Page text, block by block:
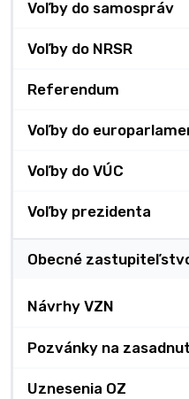
Voľby do samospráv
Voľby do NRSR
Referendum
Voľby do
Voľby do VÚC
Voľby prezidenta
Obecné
Návrhy VZN
Pozvánky na
Uznesenia OZ